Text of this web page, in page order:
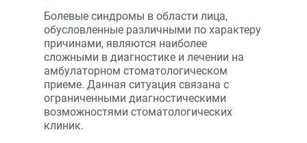
Болевые синдромы в области лица,
обусловленные различными по характеру
причинами, являются наиболее
сложными в диагностике и лечении на
амбулаторном стоматологическом
приеме. Данная ситуация связана с
ограниченными диагностическими
возможностями стоматологических
клиник.